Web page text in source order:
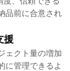
品前に合意され
援
ェクト量の増加
に管理できるよ